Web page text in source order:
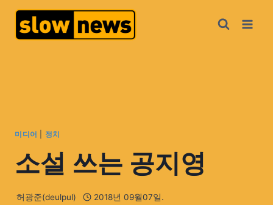
미디어 정치
소설 쓰는 공지영
허광준(deulpul) 2018년 09월07일.